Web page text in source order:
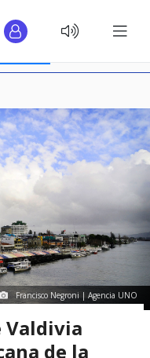
Francisco Negroni | Agencia UNO
Valdivia
de la